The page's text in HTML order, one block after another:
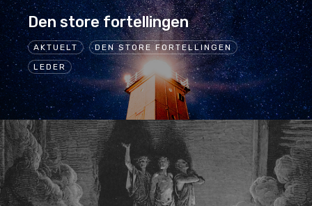
AKTUELT
DEN STORE FORTELLINGEN
LEDER
Den store fortellingen